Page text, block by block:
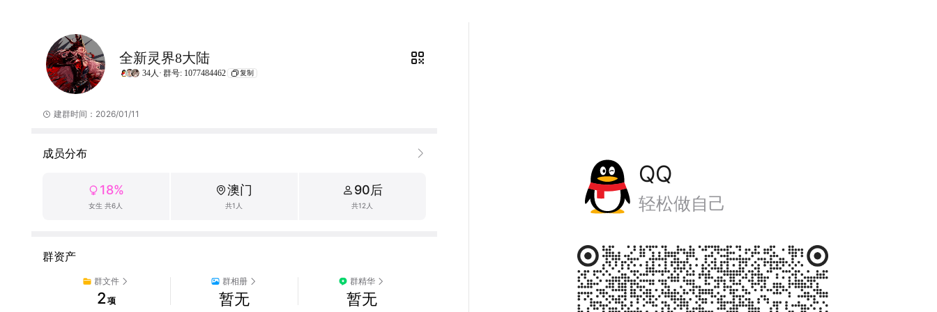
全新灵界8大陆
34人· 群号: 1077484462 复制
建群时间：2026/01/11
成员分布
18%
女生 共6人
澳门
共1人
90后
共12人
群资产
群文件
2 项
群相册
暂无
群精华
暂无
QQ
轻松做自己